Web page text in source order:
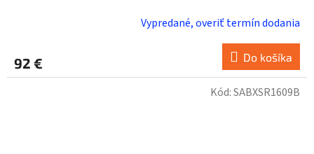
Vypredané, overiť termín dodania
92 € Do košíka
Kód:SABXSR1609B